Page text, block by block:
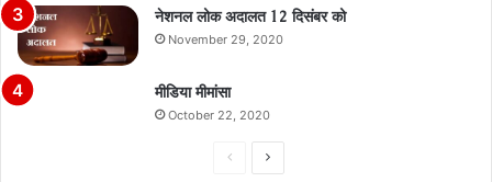
नेशनल लोक अदालत 12 दिसंबर को
November 29, 2020
मीडिया मीमांसा
October 22, 2020
PreviousNext